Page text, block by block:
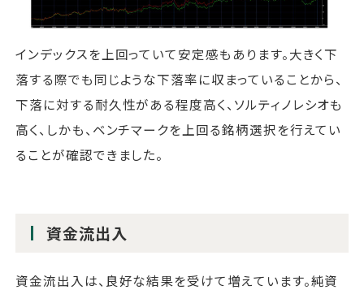
インデックスを上回っていて安定感もあります。大きく下
落する際でも同じような下落率に収まっていることから、
下落に対する耐久性がある程度高く、ソルティノレシオも
高く、しかも、ベンチマークを上回る銘柄選択を行えてい
ることが確認できました。
資金流出入
資金流出入は、良好な結果を受けて増えています。純資